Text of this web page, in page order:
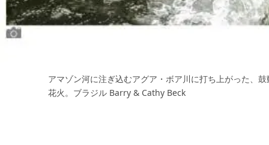
アマゾン河に注ぎ込むアグア・ボア川に打ち上がった、
花火。ブラジル Barry & Cathy Beck